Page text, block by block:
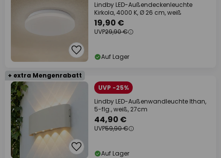
Lindby LED-Außendeckenleuchte
Kirkola, 4000 K, Ø 26 cm, weiß
19,90 €
UVP29,90 €
Auf Lager
+ extra Mengenrabatt
UVP -25%
Lindby LED-Außenwandleuchte Ithan,
5-flg., weiß, 27cm
44,90 €
UVP59,90 €
Auf Lager